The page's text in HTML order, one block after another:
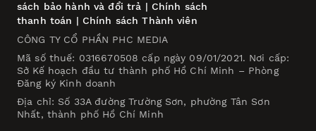
sách bảo hành và đổi trả | Chính sách
thanh toán | Chính sách Thành viên
CÔNG TY CỔ PHẦN PHC MEDIA
Mã số thuế: 0316670508 cấp ngày 09/01/2021. Nơi cấp:
Sở Kế hoạch đầu tư thành phố Hồ Chí Minh – Phòng
Đăng ký Kinh doanh
Địa chỉ: Số 33A đường Trường Sơn, phường Tân Sơn
Nhất, thành phố Hồ Chí Minh